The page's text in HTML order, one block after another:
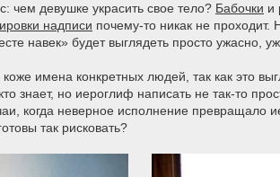
чем девушке украсить свое тело? Бабочки и
надписи почему-то никак не
навек» будет выглядеть просто ужасно,
коже имена конкретных людей, так как это
знает, но иероглиф написать не так-то
когда неверное исполнение превращало
так рисковать?